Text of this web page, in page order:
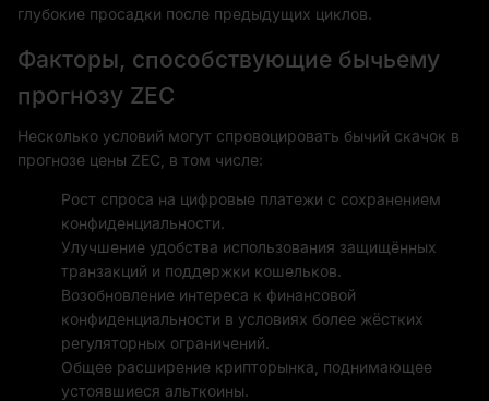
глубокие просадки после предыдущих циклов.
Факторы, способствующие бычьему
прогнозу ZEC
Несколько условий могут спровоцировать бычий скачок в
прогнозе цены ZEC, в том числе:
Рост спроса на цифровые платежи с сохранением
конфиденциальности.
Улучшение удобства использования защищённых
транзакций и поддержки кошельков.
Возобновление интереса к финансовой
конфиденциальности в условиях более жёстких
регуляторных ограничений.
Общее расширение крипторынка, поднимающее
устоявшиеся альткоины.